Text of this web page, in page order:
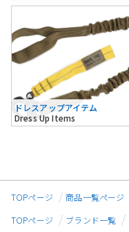
ドレスアップアイテム
Dress Up Items
TOPページ 商品一覧ページ
TOPページ
ブランド一覧